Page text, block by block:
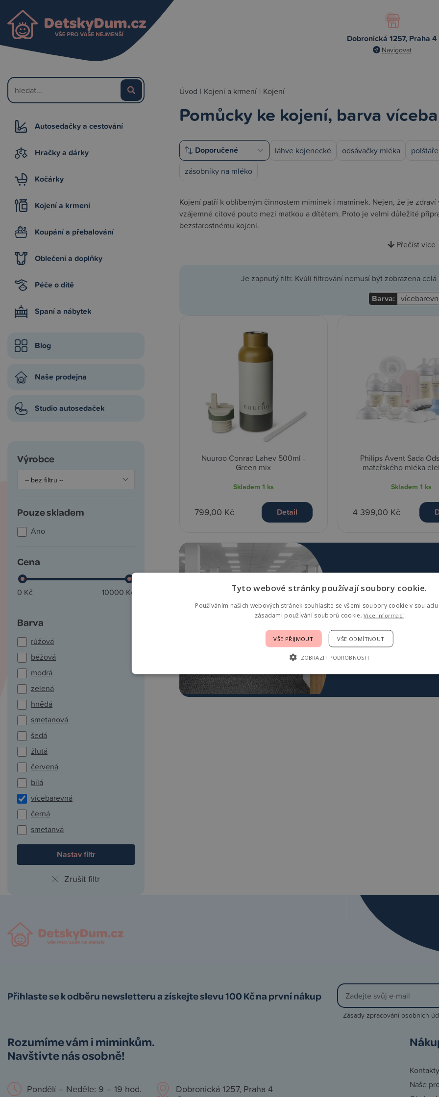
Dobronická 1257, Praha 4
Navigovat
Autosedačky a cestování
Hračky a dárky
Kočárky
Kojení a krmení
Koupání a přebalování
Oblečení a doplňky
Péče o dítě
Spaní a nábytek
Blog
Naše prodejna
Studio autosedaček
Výrobce
Pouze skladem
Ano
Cena
0 Kč 10000 Kč
Barva
růžová
béžová
modrá
zelená
hnědá
smetanová
šedá
žlutá
červená
bílá
vícebarevná
černá
smetanvá
Zrušit filtr
Úvod | Kojení a krmení | Kojení
Pomůcky ke kojení, barva
láhve kojenecké odsávačky mléka
zásobníky na mléko
Kojení patří k oblíbeným činnostem miminek i maminek. Nejen, že je
vzájemné citové pouto mezi matkou a dítětem. Proto je velmi důležité
bezstarostnému kojení.
Přečíst více
Je zapnutý filtr. Kvůli filtrování nemusí být zobrazena celá
Barva:
Navštivte
Praze
Nuuroo Conrad Lahev 500ml -
Green mix
Skladem 1 ks
799,00 Kč Detail
Philips Avent Sada
mateřského mléka
Skladem1 ks
4 399,00 Kč
Přihlaste se k odběru newsletteru a získejte slevu 100 Kč na první nákup
Zásady zpracování osobních
Rozumíme vám i miminkům.
Navštivte nás osobně!
Pondělí – Neděle: 9 – 19 hod. Dobronická 1257, Praha 4
Kontakty
Naše
Tyto webové stránky používají soubory cookie.
Používáním našich webových stránek souhlasíte se všemi soubory cookie v souladu
zásadami používání souborů cookie.Více informací
VŠE PŘIJMOUT VŠE ODMÍTNOUT
ZOBRAZIT PODROBNOSTI